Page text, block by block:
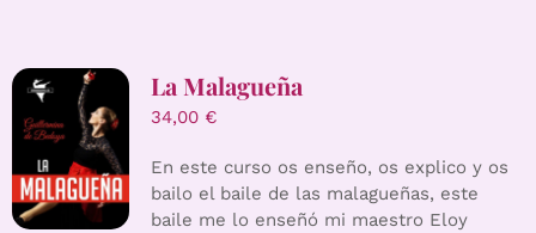
La Malagueña
34,00 €
En este curso os enseño, os explico y os
bailo el baile de las malagueñas, este
baile me lo enseñó mi maestro Eloy